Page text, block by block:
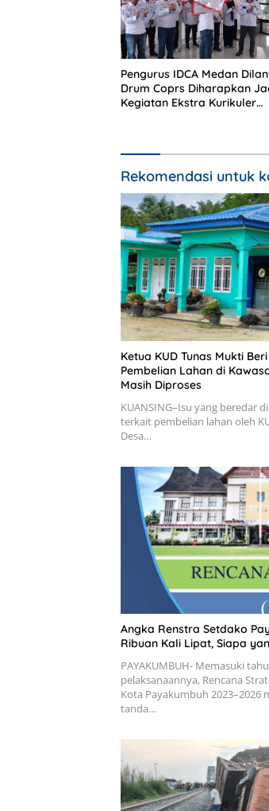
Pengurus IDCA Medan
Drum Coprs Diharapkan
Kegiatan Ekstra Kurikuler
Rekomendasi untuk
Ketua KUD Tunas Mukti
Pembelian Lahan di
Masih Diproses
KUANSING–Isu yang beredar
terkait pembelian lahan oleh
Desa…
Angka Renstra Setdako
Ribuan Kali Lipat, Siapa
PAYAKUMBUH- Memasuki
pelaksanaannya, Rencana
Kota Payakumbuh 2023–2026
tanda…